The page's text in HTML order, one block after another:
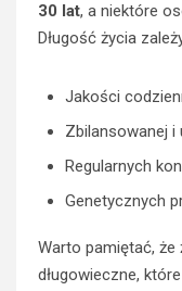
30 lat, a niektóre
Długość życia
Jakości
Zbilansowanej
Regularnych
Genetycznych
Warto pamiętać, że
długowieczne,